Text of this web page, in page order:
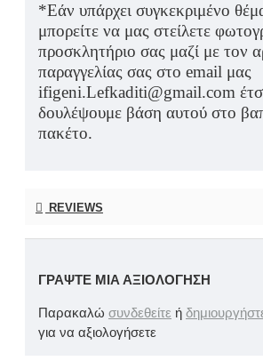
*Εάν υπάρχει συγκεκριμένο
μπορείτε να μας στείλετε
προσκλητήριο σας μαζί με τον
παραγγελίας σας στο email μας
ifigeni.Lefkaditi@gmail.com
δουλέψουμε βάση αυτού στο
πακέτο.
REVIEWS
ΓΡΆΨΤΕ ΜΙΑ ΑΞΙΟΛΌΓΗΣΗ
Παρακαλώ συνδεθείτε ή
για να αξιολογήσετε